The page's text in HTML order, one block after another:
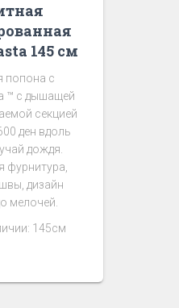
145 см
попона с
™️ c дышащей
секцией
ден вдоль
дождя.
фурнитура,
дизайн
мелочей.
145см